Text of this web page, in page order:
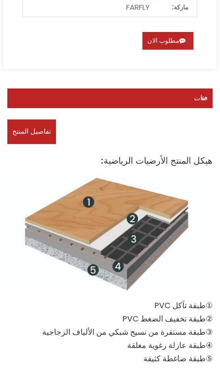
ماركة:
FARFLY
مطلوب الان
فئات
تفاصيل المنتج
هيكل المنتج الأرضيات الرياضية:
①طبقة تآكل PVC
②طبقة تخفيف الضغط PVC
③طبقة مستقرة من نسيج شبكي من الألياف الزجاجية
④طبقة عازلة رغوية مغلقة
⑤طبقة ضاغطة كثيفة